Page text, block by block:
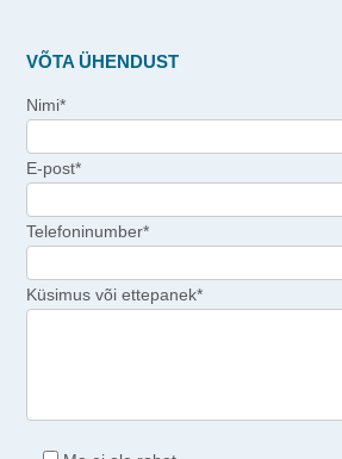
VÕTA ÜHENDUST
Nimi*
E-post*
Telefoninumber*
Küsimus või ettepanek*